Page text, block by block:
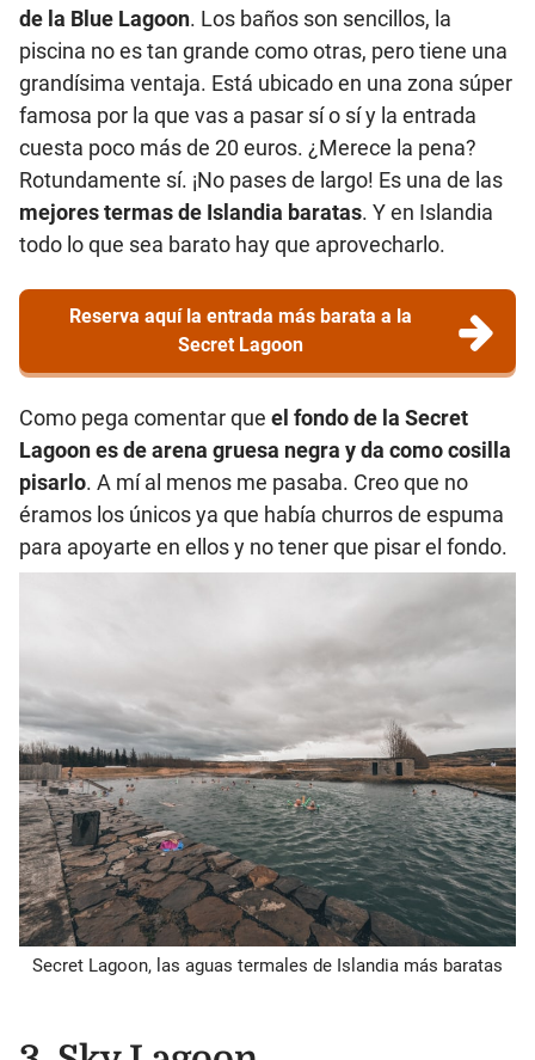
de la Blue Lagoon. Los baños son sencillos, la
piscina no es tan grande como otras, pero tiene una
grandísima ventaja. Está ubicado en una zona súper
famosa por la que vas a pasar sí o sí y la entrada
cuesta poco más de 20 euros. ¿Merece la pena?
Rotundamente sí. ¡No pases de largo! Es una de las
mejores termas de Islandia baratas. Y en Islandia
todo lo que sea barato hay que aprovecharlo.
Reserva aquí la entrada más barata a la
Secret Lagoon
Como pega comentar que el fondo de la Secret
Lagoon es de arena gruesa negra y da como cosilla
pisarlo. A mí al menos me pasaba. Creo que no
éramos los únicos ya que había churros de espuma
para apoyarte en ellos y no tener que pisar el fondo.
Secret Lagoon, las aguas termales de Islandia más baratas